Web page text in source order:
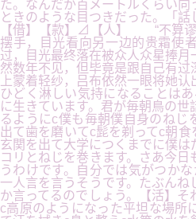
た。なんだか百メートルくらい向
ときのような目つきだった。「話
【借】【款】⊿【人】 “不算谬
摆手，目光看向另一边的贵霜使
过，目光最终落在被众人众星捧月
然数年不见，但毕竟是跟自己有
上蒙着轻纱，吕布依然一眼将她
ひどく淋しい気持になることは
に生きています。君が毎朝鳥の
るようにc僕も毎朝僕自身のねじ
出て歯を磨いてc髭を剃ってc朝
玄関を出て大学につくまでに僕は
コリとねじを巻きます。さあ今
うわけです。自分では気がつか
一人言を言うそうです。たぶん
か言ってるのでしょう。【活】そ
c高原のようになった平坦な場所